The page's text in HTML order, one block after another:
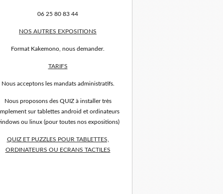
06 25 80 83 44
NOS AUTRES EXPOSITIONS
Format Kakemono, nous demander.
TARIFS
Nous acceptons les mandats administratifs.
Nous proposons des QUIZ à installer très
sur tablettes android et ordinateurs
ou linux (pour toutes nos expositions)
QUIZ ET PUZZLES POUR TABLETTES,
ORDINATEURS OU ECRANS TACTILES